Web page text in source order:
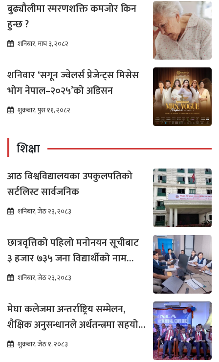
बुढ्यौलीमा स्मरणशक्ति कमजोर किन
हुन्छ ?
शनिबार, माघ ३, २०८२
शनिवार ‘सगून ज्वेलर्स प्रेजेन्ट्स मिसेस
भोग नेपाल–२०२५’को अडिसन
शुक्रबार, पुस ११, २०८२
शिक्षा
आठ विश्वविद्यालयका उपकुलपतिको
सर्टलिस्ट सार्वजनिक
शनिबार, जेठ २३, २०८३
छात्रवृत्तिको पहिलो मनोनयन सूचीबाट
३ हजार ७३५ जना विद्यार्थीको नाम
भर्नाका लागि सिफारिस
शनिबार, जेठ २३, २०८३
मेघा कलेजमा अन्तर्राष्ट्रिय सम्मेलन,
शैक्षिक अनुसन्धानले अर्थतन्त्रमा सहयोग
पुग्ने विश्वास
शुक्रबार, जेठ १, २०८३